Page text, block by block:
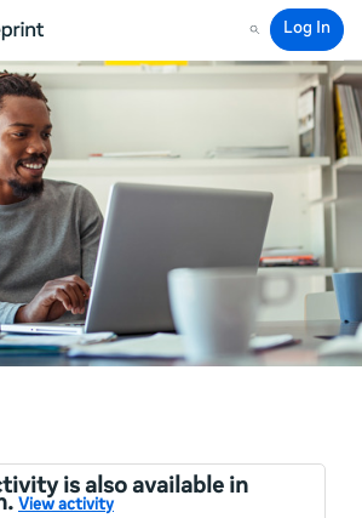
Search
Log In
is also available in
View activity